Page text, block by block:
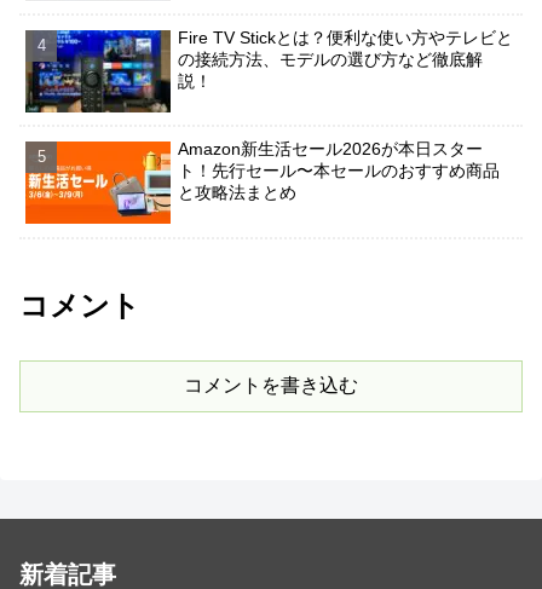
Fire TV Stickとは？便利な使い方やテレビと
の接続方法、モデルの選び方など徹底解
説！
Amazon新生活セール2026が本日スター
ト！先行セール〜本セールのおすすめ商品
と攻略法まとめ
コメント
コメントを書き込む
新着記事